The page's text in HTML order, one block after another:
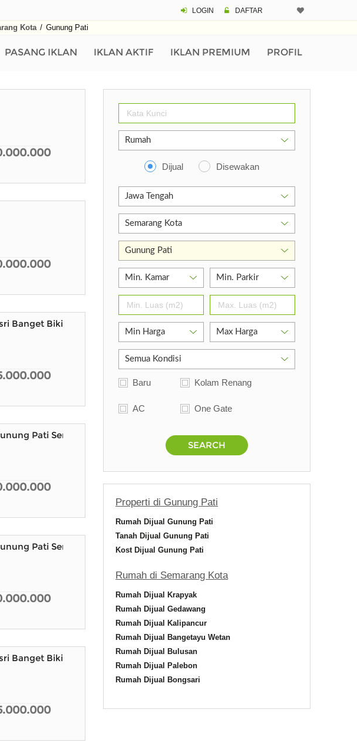
LOGIN DAFTAR
Kota / Gunung Pati
PASANG IKLAN IKLAN AKTIF IKLAN PREMIUM PROFIL
Banget Bikin Betah
Pati Semarang
Pati Semarang
Banget Bikin Betah D
Dijual Disewakan
Baru Kolam Renang
AC One Gate
SEARCH
Properti di Gunung Pati
Rumah Dijual Gunung Pati
Tanah Dijual Gunung Pati
Kost Dijual Gunung Pati
Rumah di Semarang Kota
Rumah Dijual Krapyak
Rumah Dijual Gedawang
Rumah Dijual Kalipancur
Rumah Dijual Bangetayu Wetan
Rumah Dijual Bulusan
Rumah Dijual Palebon
Rumah Dijual Bongsari